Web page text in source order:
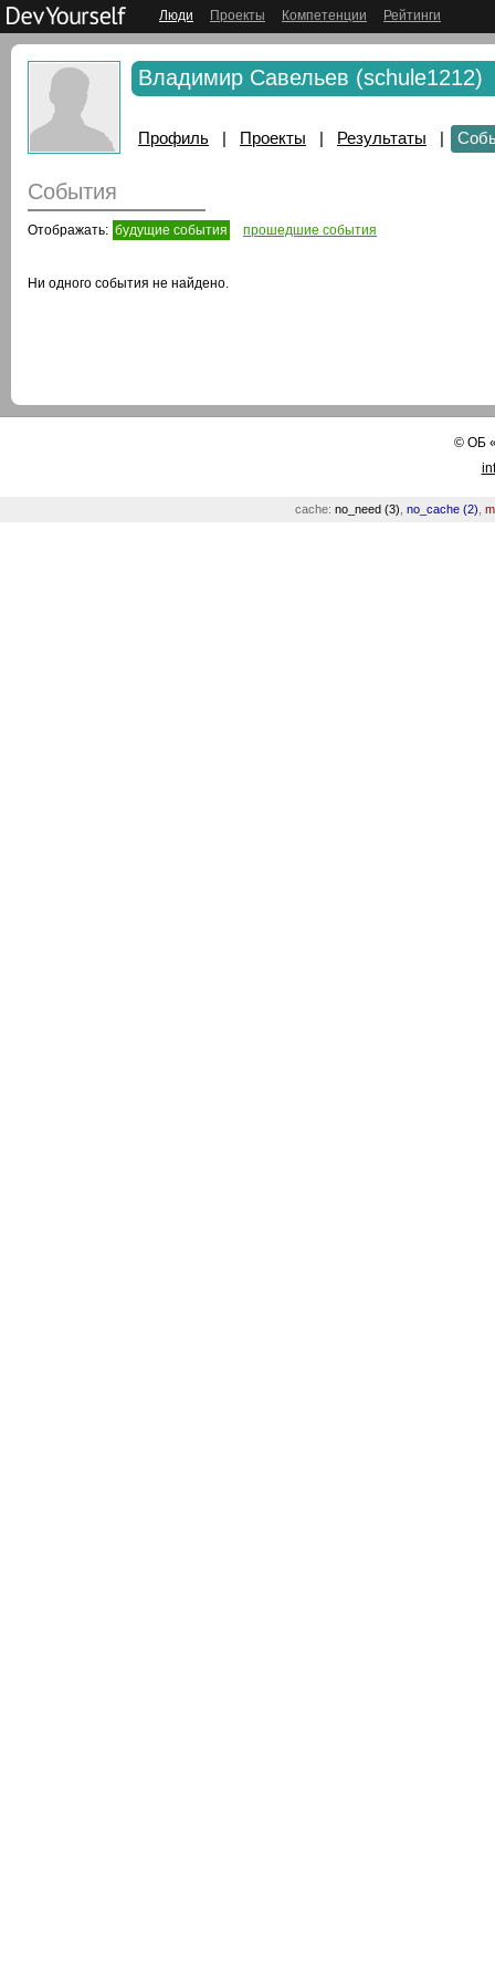
Люди Проекты Компетенции Рейтинги
Владимир Савельев (schule1212)
Профиль | Проекты | Результаты |
События
Отображать: будущие события прошедшие события
Ни одного события не найдено.
©ОБ
cache: no_need (3) no_cache (2)